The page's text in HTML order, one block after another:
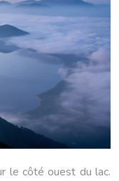
le côté ouest du lac.